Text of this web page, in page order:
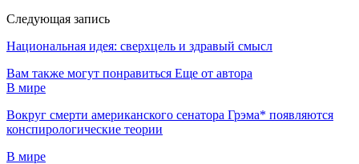
Следующая запись
Национальная идея: сверхцель и здравый смысл
Вам также могут понравиться Еще от автора
В мире
Вокруг смерти американского сенатора Грэма* появляются
конспирологические теории
В мире